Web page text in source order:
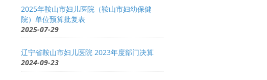
2025年鞍山市妇儿医院（鞍山市妇幼保健
院）单位预算批复表
2025-07-29
辽宁省鞍山市妇儿医院 2023年度部门决算
2024-09-23